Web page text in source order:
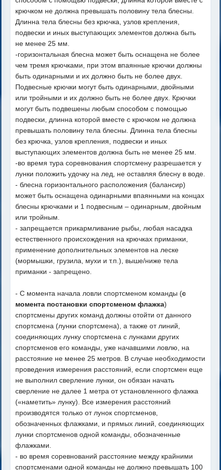
крючком не должна превышать половину тела блесны.
Длинна тела блесны без крючка, узлов крепления,
подвески и иных выступающих элементов должна быть
не менее 25 мм.
-горизонтальная блесна может быть оснащена не более
чем тремя крючками, при этом впаянные крючки должны
быть одинарными и их должно быть не более двух.
Подвесные крючки могут быть одинарными, двойными
или тройными и их должно быть не более двух. Крючки
могут быть подвешены любым способом с помощью
подвески, длинна которой вместе с крючком не должна
превышать половину тела блесны. Длинна тела блесны
без крючка, узлов крепления, подвески и иных
выступающих элементов должна быть не менее 25 мм.
-во время тура соревнования спортсмену разрешается у
лунки положить удочку на лед, не оставляя блесну в воде.
- блесна горизонтального расположения (балансир)
может быть оснащена одинарными впаянными на концах
блесны крючками и 1 подвесным – одинарным, двойным
или тройным.
- запрещается прикармливание рыбы, любая насадка
естественного происхождения на крючках приманки,
применение дополнительных элементов на леске
(мормышки, грузила, мухи и т.п.), выше/ниже тела
приманки - запрещено.
- С момента начала ловли спортсменом команды (с
момента постановки спортсменом флажка)
спортсмены других команд должны отойти от данного
спортсмена (лунки спортсмена), а также от линий,
соединяющих лунку спортсмена с лунками других
спортсменов его команды, уже начавшими ловлю, на
расстояние не менее 25 метров. В случае необходимости
проведения измерения расстояний, если спортсмен еще
не выполнил сверление лунки, он обязан начать
сверление не далее 1 метра от установленного флажка
(«наметить» лунку). Все измерения расстояний
производятся только от лунок спортсменов,
обозначенных флажками, и прямых линий, соединяющих
лунки спортсменов одной команды, обозначенные
флажками.
- во время соревнований расстояние между крайними
спортсменами одной команды не должно превышать 100